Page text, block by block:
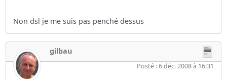
Non dsl je me suis pas penché dessus
gilbau
Posté : 6 déc. 2008 à 16:31